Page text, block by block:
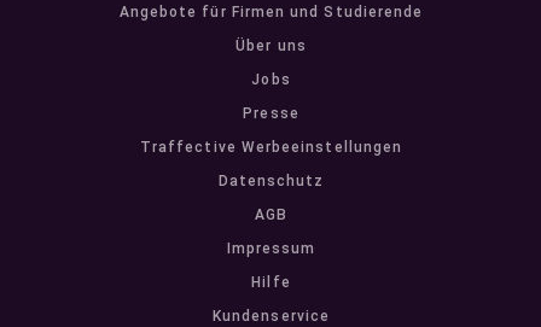
Angebote für Firmen und Studierende
Über uns
Jobs
Presse
Traffective Werbeeinstellungen
Datenschutz
AGB
Impressum
Hilfe
Kundenservice